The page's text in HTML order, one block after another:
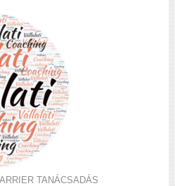
TANÁCSADÁS